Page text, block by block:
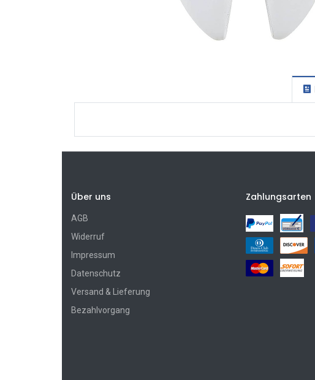
Über uns
AGB
Widerruf
Impressum
Datenschutz
Versand & Lieferung
Bezahlvorgang
Zahlungsarten